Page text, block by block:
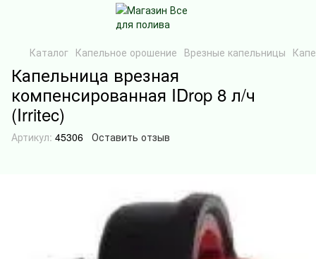
Каталог Капельное орошение Врезные капельницы
Капельница врезная
компенсированная IDrop 8 л/ч
(Irritec)
Артикул: 45306 Оставить отзыв